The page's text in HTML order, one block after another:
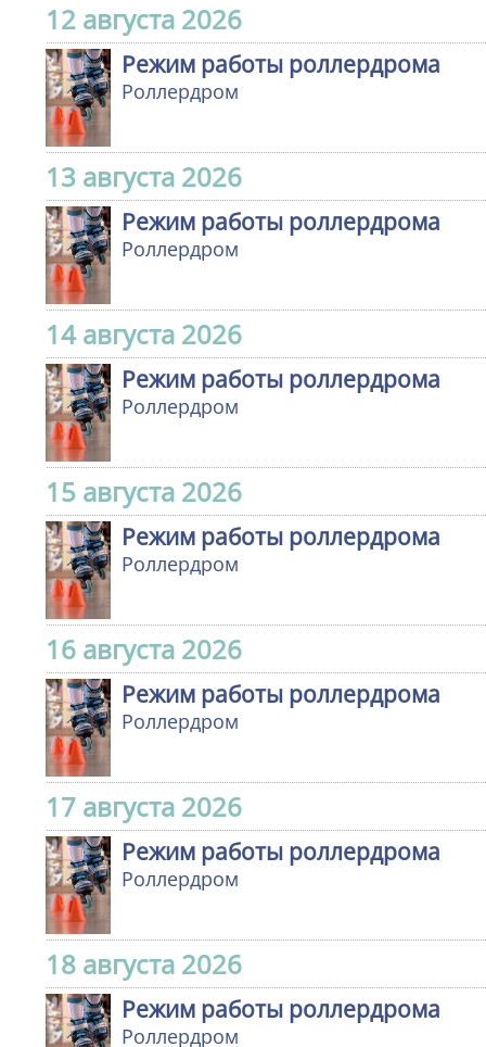
12 августа 2026
Режим работы роллердрома
Роллердром
13 августа 2026
Режим работы роллердрома
Роллердром
14 августа 2026
Режим работы роллердрома
Роллердром
15 августа 2026
Режим работы роллердрома
Роллердром
16 августа 2026
Режим работы роллердрома
Роллердром
17 августа 2026
Режим работы роллердрома
Роллердром
18 августа 2026
Режим работы роллердрома
Роллердром